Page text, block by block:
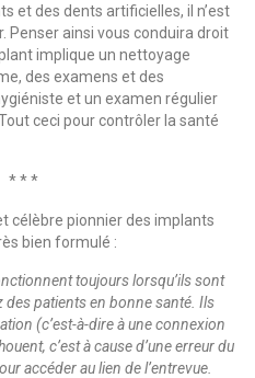
et des dents artificielles, il n’est
Penser ainsi vous conduira droit
implique un nettoyage
des examens et des
et un examen régulier
ceci pour contrôler la santé
* * *
célèbre pionnier des implants
bien formulé :
toujours lorsqu’ils sont
patients en bonne santé. Ils
(c’est-à-dire à une connexion
c’est à cause d’une erreur du
accéder au lien de l’entrevue.